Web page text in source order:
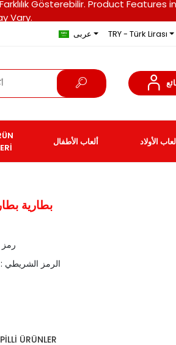
Farklılık Gösterebilir. Product
Vary.
عربى TRY - Türk Lirası
ألعاب الأطفال الأولاد
بطارية
رمز
الرمز الشريطي :
ÜRÜNLER